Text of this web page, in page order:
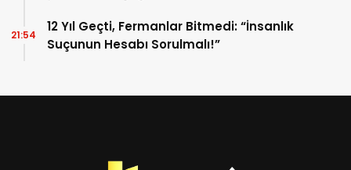
12 Yıl Geçti, Fermanlar Bitmedi: “İnsanlık
Suçunun Hesabı Sorulmalı!”
21:54